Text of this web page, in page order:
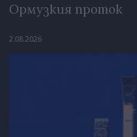
Ормузкия проток
2.08.2026